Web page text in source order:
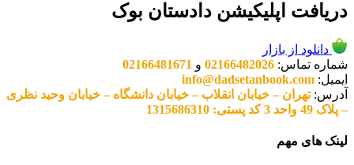
دریافت اپلیکیشن دادستان بوک
دانلود از بازار
شماره تماس: 02166482026 و 02166481671
ایمیل: info@dadsetanbook.com
آدرس:تهران – خیابان انقلاب – خیابان دانشگاه – خیابان وحید نظری
– پلاک 49 واحد 3 کد پستی: 1315686310
لینک های مهم